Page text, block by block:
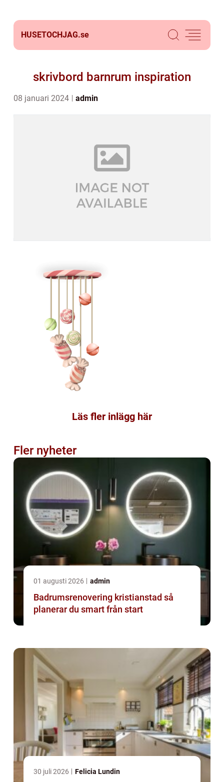
HUSETOCHJAG.se
skrivbord barnrum inspiration
08 januari 2024 admin
Läs fler inlägg här
Fler nyheter
01 augusti 2026 admin
Badrumsrenovering kristianstad så
planerar du smart från start
30 juli 2026 Felicia Lundin